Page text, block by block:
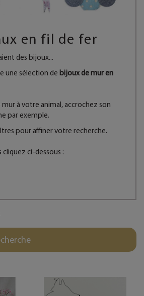
en fil de fer
des bijoux...
une sélection de bijoux de mur en
à votre animal, accrochez son
par exemple.
pour affiner votre recherche.
cliquez ci-dessous :